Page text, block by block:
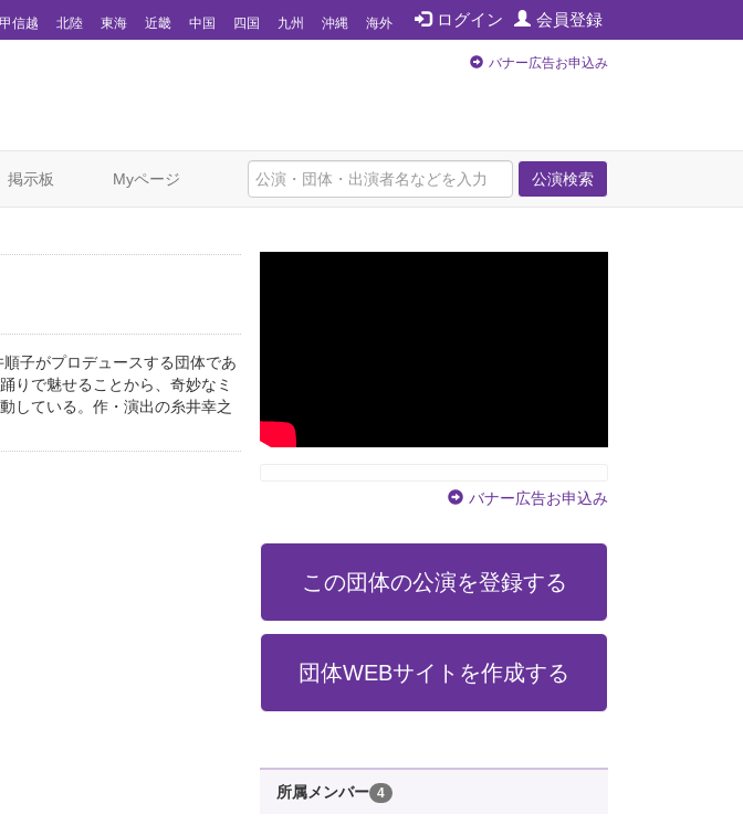
ログイン 会員登録
甲信越 北陸 東海 近畿 中国 四国 九州 沖縄 海外
バナー広告お申込み
公演検索
掲示板 Myページ
子がプロデュースする団体であ
りで魅せることから、奇妙なミ
している。作・演出の糸井幸之
バナー広告お申込み
この団体の公演を登録する
団体WEBサイトを作成する
所属メンバー 4